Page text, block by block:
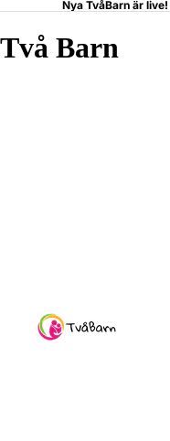
Nya TvåBarn är live!
Två Barn